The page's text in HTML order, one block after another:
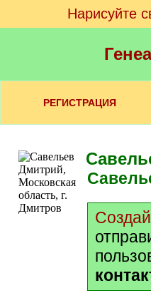
Нарисуйте
РЕГИСТРАЦИЯ